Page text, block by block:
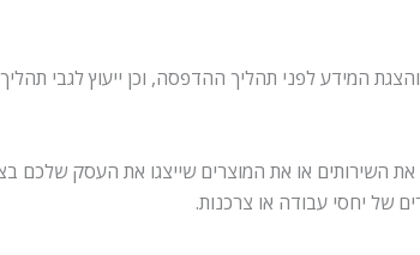
המידע לפני תהליך ההדפסה, וכן ייעוץ לגבי
השירותים או את המוצרים שייצגו את העסק שלכם
של יחסי עבודה או צרכנות.